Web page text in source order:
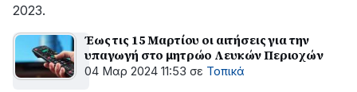
2023.
Έως τις 15 Μαρτίου οι αιτήσεις για την
υπαγωγή στο μητρώο Λευκών Περιοχών
04 Μαρ 2024 11:53 σε Τοπικά